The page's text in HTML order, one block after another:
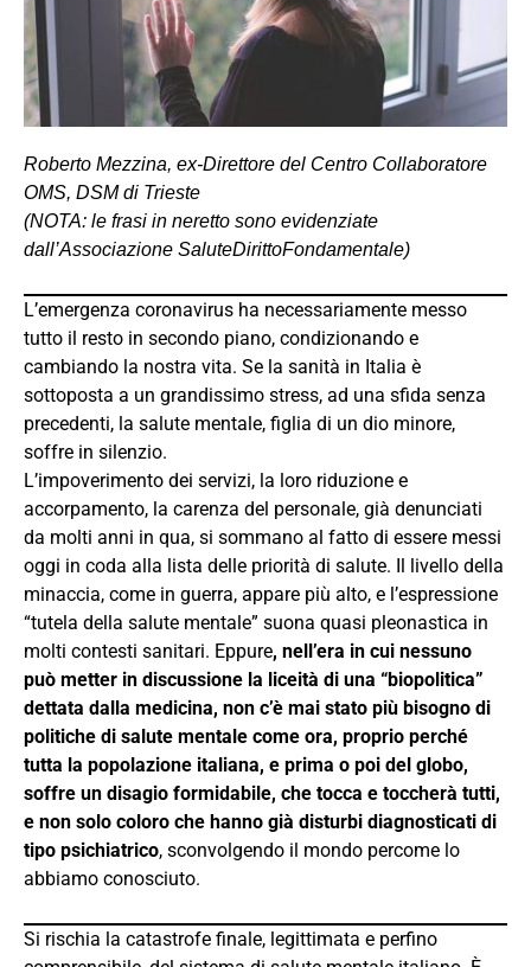
Roberto Mezzina, ex-Direttore del Centro Collaboratore
OMS, DSM di Trieste
(NOTA: le frasi in neretto sono evidenziate
dall’Associazione SaluteDirittoFondamentale)
L’emergenza coronavirus ha necessariamente messo
tutto il resto in secondo piano, condizionando e
cambiando la nostra vita. Se la sanità in Italia è
sottoposta a un grandissimo stress, ad una sfida senza
precedenti, la salute mentale, figlia di un dio minore,
soffre in silenzio.
L’impoverimento dei servizi, la loro riduzione e
accorpamento, la carenza del personale, già denunciati
da molti anni in qua, si sommano al fatto di essere messi
oggi in coda alla lista delle priorità di salute. Il livello della
minaccia, come in guerra, appare più alto, e l’espressione
“tutela della salute mentale” suona quasi pleonastica in
molti contesti sanitari. Eppure, nell’era in cui nessuno
può metter in discussione la liceità di una “biopolitica”
dettata dalla medicina, non c’è mai stato più bisogno di
politiche di salute mentale come ora, proprio perché
tutta la popolazione italiana, e prima o poi del globo,
soffre un disagio formidabile, che tocca e toccherà tutti,
e non solo coloro che hanno già disturbi diagnosticati di
tipo psichiatrico, sconvolgendo il mondo percome lo
abbiamo conosciuto.
Si rischia la catastrofe finale, legittimata e perfino